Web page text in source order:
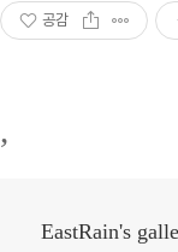
공감
,
EastRain's